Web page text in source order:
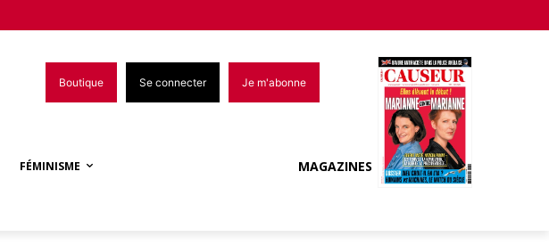
Boutique Se connecter Je m'abonne
FÉMINISME MAGAZINES